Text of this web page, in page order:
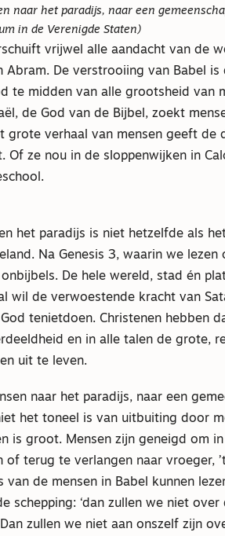
naar het paradijs, naar een
in de Verenigde Staten)
vrijwel alle aandacht van de
Abram. De verstrooiing van Babel
te midden van alle grootsheid van
de God van de Bijbel, zoekt
grote verhaal van mensen geeft de
Of ze nou in de sloppenwijken in
het paradijs is niet hetzelfde als
Na Genesis 3, waarin we lezen
De hele wereld, stad én
wil de verwoestende kracht van
tenietdoen. Christenen hebben
en in alle talen de grote,
uit te leven.
naar het paradijs, naar een
het toneel is van uitbuiting door
is groot. Mensen zijn geneigd om
of terug te verlangen naar vroeger,
van de mensen in Babel kunnen
schepping: ‘dan zullen we niet
Dan zullen we niet aan onszelf zijn